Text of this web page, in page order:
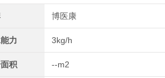
博医康
力 3kg/h
积 --m2